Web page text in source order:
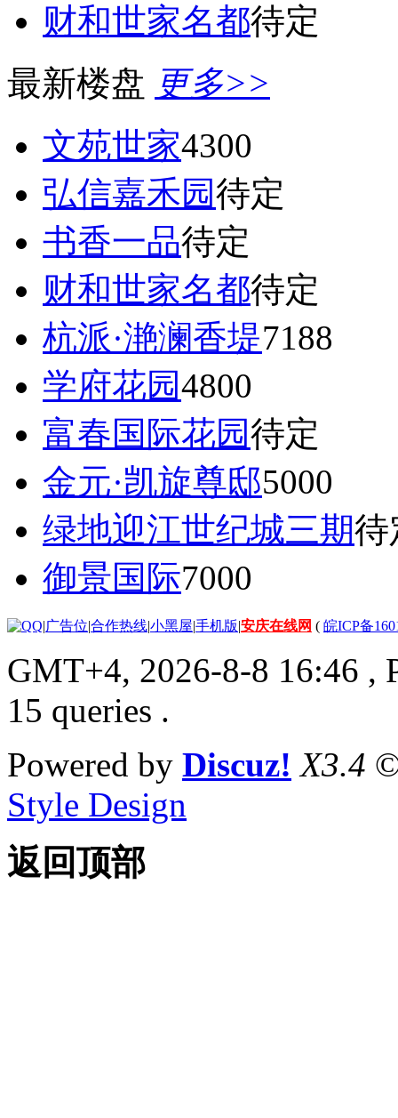
财和世家名都待定
最新楼盘 更多>>
文苑世家4300
弘信嘉禾园待定
书香一品待定
财和世家名都待定
杭派·滟澜香堤7188
学府花园4800
富春国际花园待定
金元·凯旋尊邸5000
绿地迎江世纪城三期待
御景国际7000
|广告位|合作热线|小黑屋|手机版|安庆在线网 ( 皖ICP备
GMT+4, 2026-8-8 16:46 ,
15 queries .
Powered by Discuz! X3.4
Style Design
返回顶部